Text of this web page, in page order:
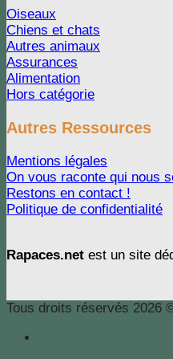
Oiseaux
Chiens et chats
Autres animaux
Assurances
Alimentation
Hors catégorie
Autres Ressources
Mentions légales
On vous raconte qui nous
Restons en contact !
Politique de confidentialité
Rapaces.net est un site
Tous droits réservés 2026